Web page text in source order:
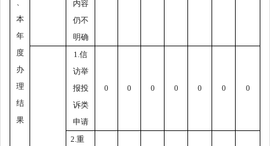
本
年
度
办
理
结
果
内容
仍不
明确
1. 信
访举
报投
诉类
申请
0 0 0 0 0 0 0
2.重